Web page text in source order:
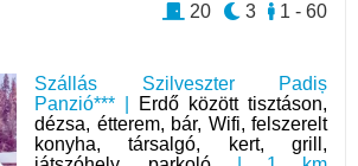
Szállás Szilveszter Padiș
Panzió*** |
Erdő között tisztáson,
dézsa, étterem, bár, Wifi, felszerelt
konyha, társalgó, kert, grill,
1 - 60
3
20